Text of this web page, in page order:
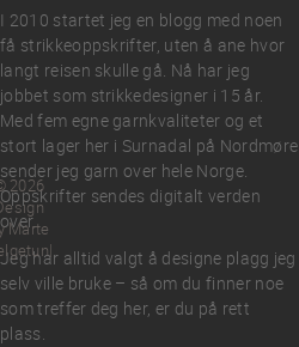
I 2010 startet jeg en blogg med noen
få strikkeoppskrifter, uten å ane hvor
langt reisen skulle gå. Nå har jeg
jobbet som strikkedesigner i 15 år.
Med fem egne garnkvaliteter og et
stort lager her i Surnadal på Nordmøre
sender jeg garn over hele Norge.
Oppskrifter sendes digitalt verden
over.
Jeg har alltid valgt å designe plagg jeg
selv ville bruke – så om du finner noe
som treffer deg her, er du på rett
plass.
2026
Marte